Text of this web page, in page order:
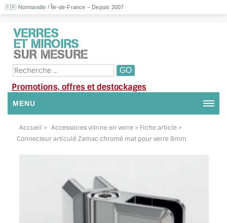
🇫🇷 Normandie / Île-de-France – Depuis 2007
Promotions, offres et destockages
MENU
NOUS CONTACTER
SUIVI DE DEVIS
Accueil > Accessoires vitrine en verre > Fiche article >
Connecteur articulé Zamac chromé mat pour verre 8mm